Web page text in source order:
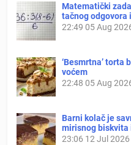
Matematički
tačnog odgovora
22:49 05 Aug
‘Besmrtna’ torta
voćem
22:48 05 Aug
Barni kolač je
mirisnog biskvita
23:06 12 Jul 2026